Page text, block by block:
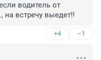
водитель от
на встречу выедет!!
+4 –1